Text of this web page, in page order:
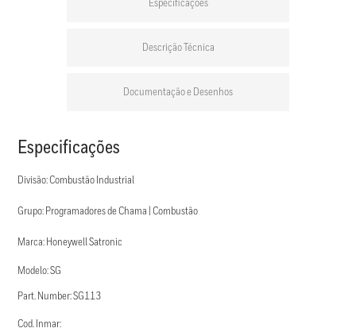
Especificações
Descrição Técnica
Documentação e Desenhos
Especificações
Divisão: Combustão Industrial
Grupo: Programadores de Chama | Combustão
Marca: Honeywell Satronic
Modelo: SG
Part. Number: SG113
Cod. Inmar: